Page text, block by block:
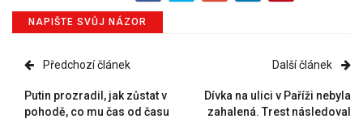
NAPIŠTE SVŮJ NÁZOR
Předchozí článek
Putin prozradil, jak zůstat v
pohodě, co mu čas od času
Další článek
Dívka na ulici v Paříži nebyla
zahalená. Trest následoval